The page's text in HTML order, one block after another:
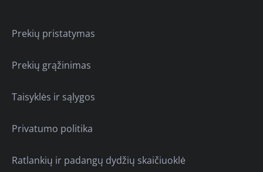
Prekių pristatymas
Prekių grąžinimas
Taisyklės ir sąlygos
Privatumo politika
Ratlankių ir padangų dydžių skaičiuoklė